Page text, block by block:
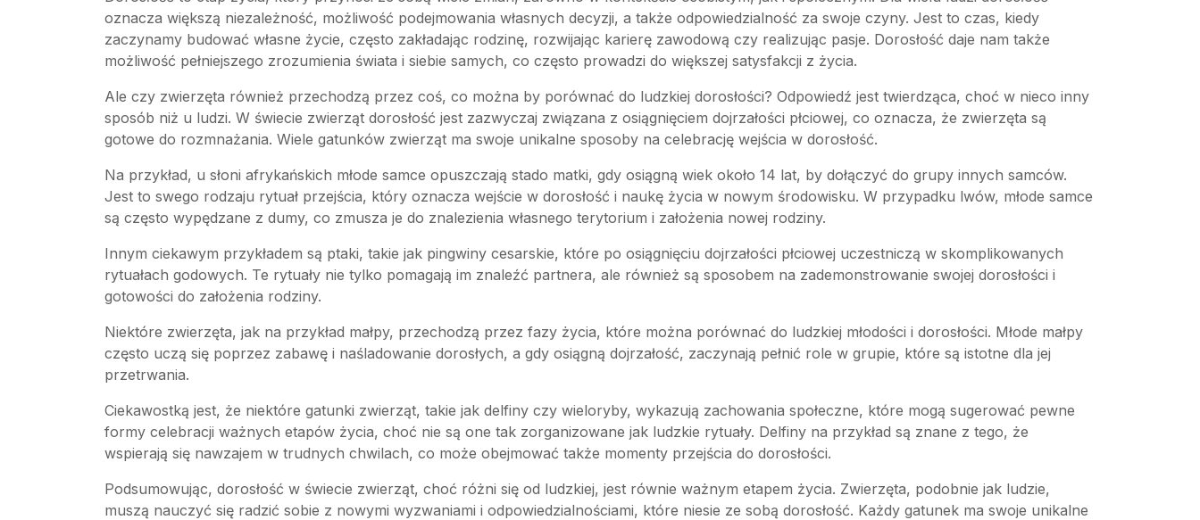
oznacza większą niezależność, możliwość podejmowania własnych decyzji, a także odpowiedzialność za swoje czyny. Jest to czas, kiedy
zaczynamy budować własne życie, często zakładając rodzinę, rozwijając karierę zawodową czy realizując pasje. Dorosłość daje nam także
możliwość pełniejszego zrozumienia świata i siebie samych, co często prowadzi do większej satysfakcji z życia.
Ale czy zwierzęta również przechodzą przez coś, co można by porównać do ludzkiej dorosłości? Odpowiedź jest twierdząca, choć w nieco inny
sposób niż u ludzi. W świecie zwierząt dorosłość jest zazwyczaj związana z osiągnięciem dojrzałości płciowej, co oznacza, że zwierzęta są
gotowe do rozmnażania. Wiele gatunków zwierząt ma swoje unikalne sposoby na celebrację wejścia w dorosłość.
Na przykład, u słoni afrykańskich młode samce opuszczają stado matki, gdy osiągną wiek około 14 lat, by dołączyć do grupy innych samców.
Jest to swego rodzaju rytuał przejścia, który oznacza wejście w dorosłość i naukę życia w nowym środowisku. W przypadku lwów, młode samce
są często wypędzane z dumy, co zmusza je do znalezienia własnego terytorium i założenia nowej rodziny.
Innym ciekawym przykładem są ptaki, takie jak pingwiny cesarskie, które po osiągnięciu dojrzałości płciowej uczestniczą w skomplikowanych
rytuałach godowych. Te rytuały nie tylko pomagają im znaleźć partnera, ale również są sposobem na zademonstrowanie swojej dorosłości i
gotowości do założenia rodziny.
Niektóre zwierzęta, jak na przykład małpy, przechodzą przez fazy życia, które można porównać do ludzkiej młodości i dorosłości. Młode małpy
często uczą się poprzez zabawę i naśladowanie dorosłych, a gdy osiągną dojrzałość, zaczynają pełnić role w grupie, które są istotne dla jej
przetrwania.
Ciekawostką jest, że niektóre gatunki zwierząt, takie jak delfiny czy wieloryby, wykazują zachowania społeczne, które mogą sugerować pewne
formy celebracji ważnych etapów życia, choć nie są one tak zorganizowane jak ludzkie rytuały. Delfiny na przykład są znane z tego, że
wspierają się nawzajem w trudnych chwilach, co może obejmować także momenty przejścia do dorosłości.
Podsumowując, dorosłość w świecie zwierząt, choć różni się od ludzkiej, jest równie ważnym etapem życia. Zwierzęta, podobnie jak ludzie,
muszą nauczyć się radzić sobie z nowymi wyzwaniami i odpowiedzialnościami, które niesie ze sobą dorosłość. Każdy gatunek ma swoje unikalne